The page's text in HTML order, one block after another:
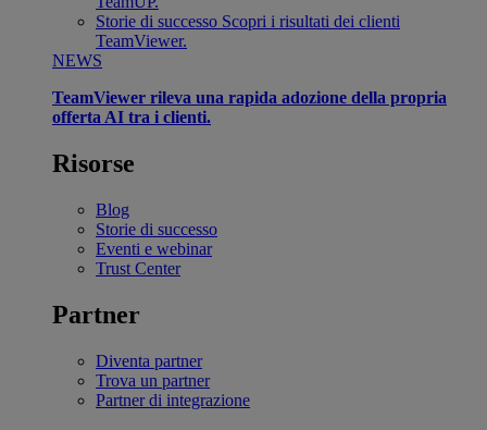
Storie di successo Scopri i risultati dei clienti
TeamViewer.
NEWS
TeamViewer rileva una rapida adozione della propria
offerta AI tra i clienti.
Risorse
Blog
Storie di successo
Eventi e webinar
Trust Center
Partner
Diventa partner
Trova un partner
Partner di integrazione